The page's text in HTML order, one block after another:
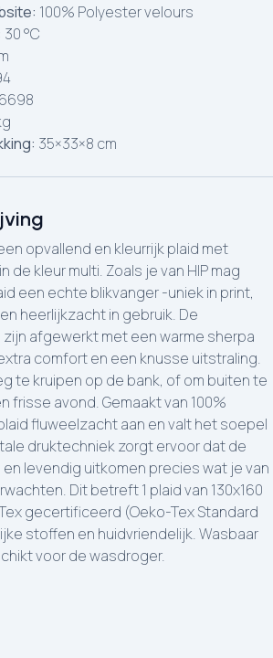
opvallend en kleurrijk plaid met
de kleur multi. Zoals je van HIP mag
een echte blikvanger -uniek in print,
heerlijkzacht in gebruik. De
afgewerkt met een warme sherpa
comfort en een knusse uitstraling.
te kruipen op de bank, of om buiten te
frisse avond. Gemaakt van 100%
fluweelzacht aan en valt het soepel
druktechniek zorgt ervoor dat de
levendig uitkomen precies wat je van
Dit betreft 1 plaid van 130x160
gecertificeerd (Oeko-Tex Standard
stoffen en huidvriendelijk. Wasbaar
voor de wasdroger.
100% Polyester velours
30 °C
35×33×8 cm